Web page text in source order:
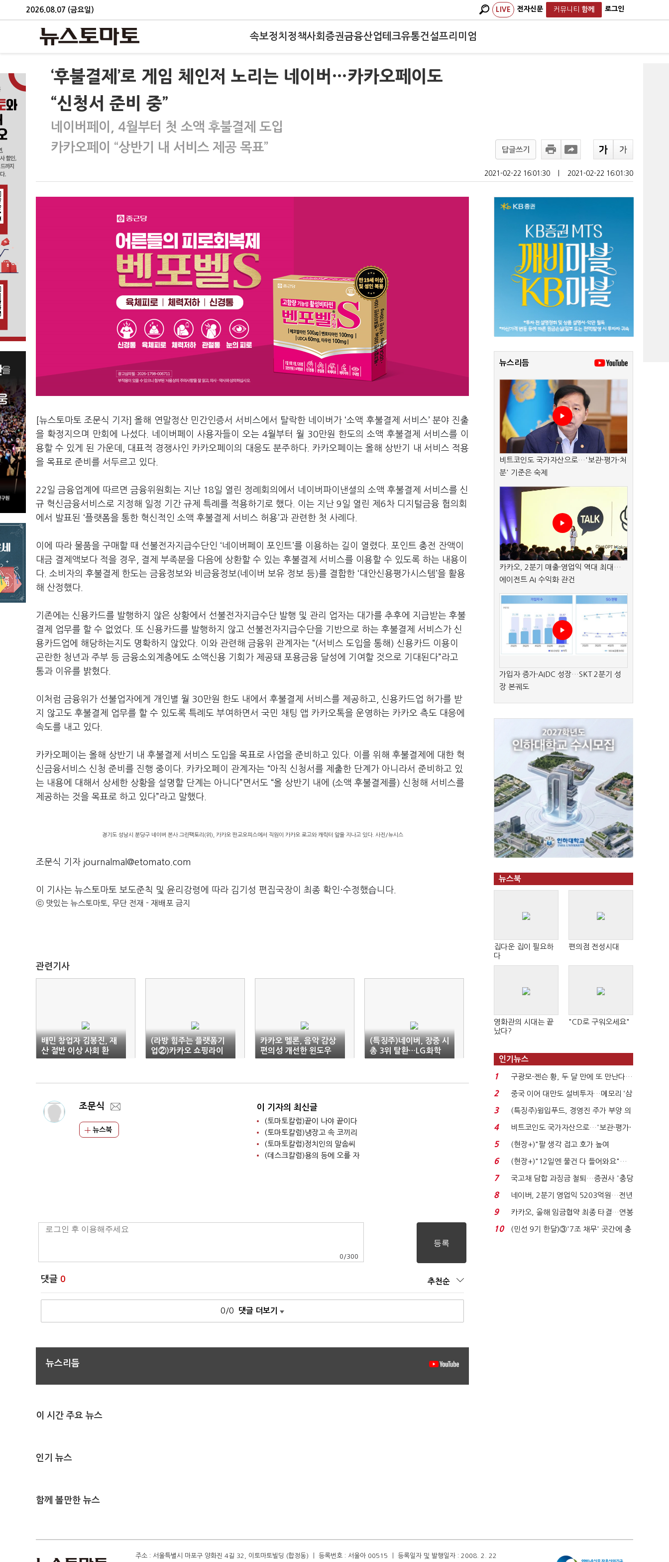
2026.08.07 (금요일) LIVE 전자신문 커뮤니티 함께 로그인
속보정치 정책사회 증권금융산업테크유통건설프리미엄
‘후불결제’로 게임 체인저 노리는 네이버…카카오페이도
“신청서 준비 중”
네이버페이, 4월부터 첫 소액 후불결제 도입
카카오페이 “상반기 내 서비스 제공 목표”
답글쓰기
2021-02-22 16:01:30 2021-02-22 16:01:30
[뉴스토마토 조문식 기자] 올해 연말정산 민간인증서 서비스에서 탈락한 네이버가 ‘소액 후불결제 서비스’ 분야 진출
을 확정지으며 만회에 나섰다. 네이버페이 사용자들이 오는 4월부터 월 30만원 한도의 소액 후불결제 서비스를 이
용할 수 있게 된 가운데, 대표적 경쟁사인 카카오페이의 대응도 분주하다. 카카오페이는 올해 상반기 내 서비스 적용
을 목표로 준비를 서두르고 있다.
22일 금융업계에 따르면 금융위원회는 지난 18일 열린 정례회의에서 네이버파이낸셜의 소액 후불결제 서비스를 신
규 혁신금융서비스로 지정해 일정 기간 규제 특례를 적용하기로 했다. 이는 지난 9일 열린 제6차 디지털금융 협의회
에서 발표된 ‘플랫폼을 통한 혁신적인 소액 후불결제 서비스 허용’과 관련한 첫 사례다.
이에 따라 물품을 구매할 때 선불전자지급수단인 ‘네이버페이 포인트’를 이용하는 길이 열렸다. 포인트 충전 잔액이
대금 결제액보다 적을 경우, 결제 부족분을 다음에 상환할 수 있는 후불결제 서비스를 이용할 수 있도록 하는 내용이
다. 소비자의 후불결제 한도는 금융정보와 비금융정보(네이버 보유 정보 등)를 결합한 ‘대안신용평가시스템’을 활용
해 산정했다.
기존에는 신용카드를 발행하지 않은 상황에서 선불전자지급수단 발행 및 관리 업자는 대가를 추후에 지급받는 후불
결제 업무를 할 수 없었다. 또 신용카드를 발행하지 않고 선불전자지급수단을 기반으로 하는 후불결제 서비스가 신
용카드업에 해당하는지도 명확하지 않았다. 이와 관련해 금융위 관계자는 “(서비스 도입을 통해) 신용카드 이용이
곤란한 청년과 주부 등 금융소외계층에도 소액신용 기회가 제공돼 포용금융 달성에 기여할 것으로 기대된다”라고
통과 이유를 밝혔다.
이처럼 금융위가 선불업자에게 개인별 월 30만원 한도 내에서 후불결제 서비스를 제공하고, 신용카드업 허가를 받
지 않고도 후불결제 업무를 할 수 있도록 특례도 부여하면서 국민 채팅 앱 카카오톡을 운영하는 카카오 측도 대응에
속도를 내고 있다.
카카오페이는 올해 상반기 내 후불결제 서비스 도입을 목표로 사업을 준비하고 있다. 이를 위해 후불결제에 대한 혁
신금융서비스 신청 준비를 진행 중이다. 카카오페이 관계자는 “아직 신청서를 제출한 단계가 아니라서 준비하고 있
는 내용에 대해서 상세한 상황을 설명할 단계는 아니다”면서도 “올 상반기 내에 (소액 후불결제를) 신청해 서비스를
제공하는 것을 목표로 하고 있다”라고 말했다.
경기도 성남시 분당구 네이버 본사 그린팩토리(위), 카카오 판교오피스에서 직원이 카카오 로고와 캐릭터 앞을 지나고 있다. 사진/뉴시스
조문식 기자 journalmal@etomato.com
이 기사는 뉴스토마토 보도준칙 및 윤리강령에 따라 김기성 편집국장이 최종 확인·수정했습니다.
ⓒ 맛있는 뉴스토마토, 무단 전재 - 재배포 금지
관련기사
배민 창업자 김봉진, 재
산 절반 이상 사회 환
원…5000억대 추산
(라방 힘주는 플랫폼기
업②)카카오 쇼핑라이
브 “고품질로 승부”
카카오 멜론, 음악 감상
편의성 개선한 윈도우
플레이어 공개
(특징주)네이버, 장중 시
총 3위 탈환…LG화학
제쳐
조문식
뉴스북
이 기자의 최신글
(토마토칼럼)끝이 나야 끝이다
(토마토칼럼)냉장고 속 코끼리
(토마토칼럼)정치인의 말솜씨
(데스크칼럼)용의 등에 오를 자
0 /300
댓글 0 추천순
0/0 댓글 더보기
뉴스리듬
이 시간 주요 뉴스
인기 뉴스
함께 볼만한 뉴스
뉴스리듬
비트코인도 국가자산으로…'보관·평가·처
분' 기준은 숙제
카카오, 2분기 매출·영업익 역대 최대…
에이전트 AI 수익화 관건
가입자 증가·AIDC 성장…SKT 2분기 성
장 본궤도
뉴스북
집다운 집이 필요하
다
편의점 전성시대
영화관의 시대는 끝
났다?
"CD로 구워오세요"
인기뉴스
1
구광모-젠슨 황, 두 달 만에 또 만난다…
로봇·AI 등 논...
2
중국 이어 대만도 설비투자…메모리 ‘삼
국전쟁’
3
(특징주)윙입푸드, 경영진 주가 부양 의
지에 상한가...
4
비트코인도 국가자산으로…'보관·평가·
처분' 기준은 ...
5
(현장+)"팔 생각 접고 호가 높여
요"…'덜 똘똘한 한 채' 20...
6
(현장+)"12일엔 물건 다 들어와요"…
빈 매대 채우며 문 연 ...
7
국고채 담합 과징금 철퇴…증권사 '충당
금 폭탄' 우려...
8
네이버, 2분기 영업익 5203억원…전년
비 0.2% 감소...
9
카카오, 올해 임금협약 최종 타결…연봉
6.3% 인상·격려...
10
(민선 9기 한달)③'7조 채무' 곳간에 충
주소 : 서울특별시 마포구 양화진 4길 32, 이토마토빌딩 (합정동) ㅣ 등록번호 : 서울아 00515 ㅣ 등록일자 및 발행일자 : 2008. 2. 22